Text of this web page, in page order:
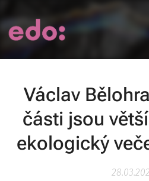
Václav
části jsou
ekologický